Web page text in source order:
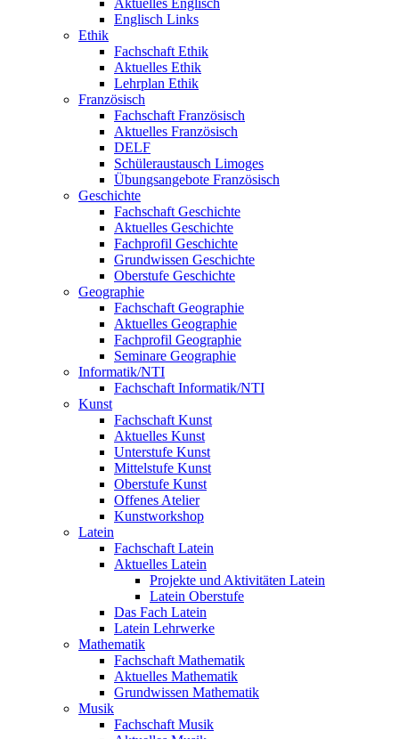
Englisch Links
Ethik
Fachschaft Ethik
Aktuelles Ethik
Lehrplan Ethik
Französisch
Fachschaft Französisch
Aktuelles Französisch
DELF
Schüleraustausch Limoges
Übungsangebote Französisch
Geschichte
Fachschaft Geschichte
Aktuelles Geschichte
Fachprofil Geschichte
Grundwissen Geschichte
Oberstufe Geschichte
Geographie
Fachschaft Geographie
Aktuelles Geographie
Fachprofil Geographie
Seminare Geographie
Informatik/NTI
Fachschaft Informatik/NTI
Kunst
Fachschaft Kunst
Aktuelles Kunst
Unterstufe Kunst
Mittelstufe Kunst
Oberstufe Kunst
Offenes Atelier
Kunstworkshop
Latein
Fachschaft Latein
Aktuelles Latein
Projekte und Aktivitäten Latein
Latein Oberstufe
Das Fach Latein
Latein Lehrwerke
Mathematik
Fachschaft Mathematik
Aktuelles Mathematik
Grundwissen Mathematik
Musik
Fachschaft Musik